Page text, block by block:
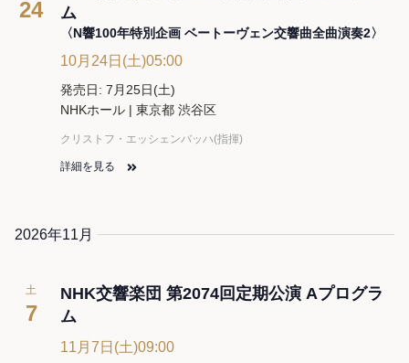
24
ム
〈N響100年特別企画 ベートーヴェン交響曲全曲演奏2〉
10月24日(土)05:00
発売日: 7月25日(土)
NHKホール | 東京都 渋谷区
クリストフ・エッシェンバッハ(指揮)
詳細を見る
2026年11月
土
7
NHK交響楽団 第2074回定期公演 Aプログラ
ム
11月7日(土)09:00